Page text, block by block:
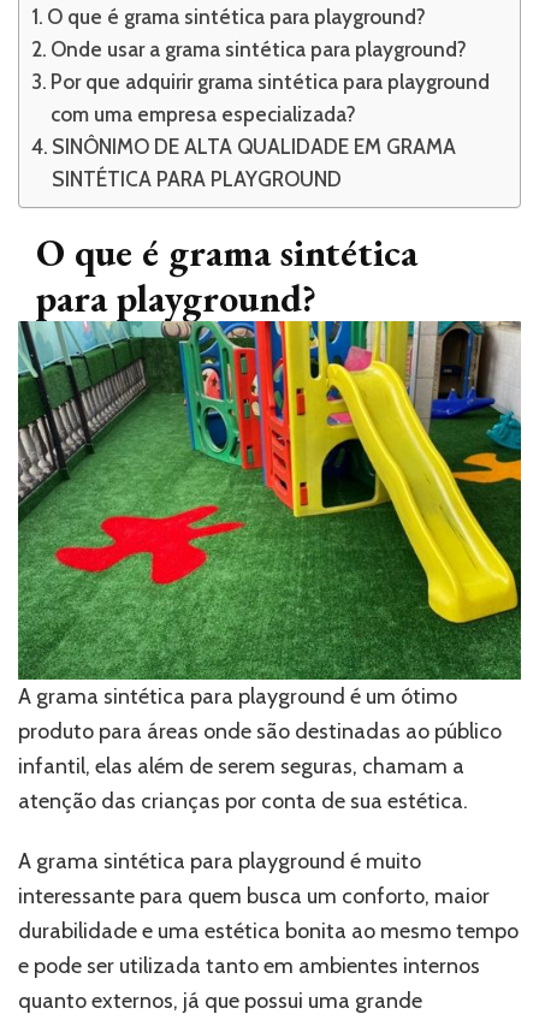
O que é grama sintética para playground?
Onde usar a grama sintética para playground?
Por que adquirir grama sintética para playground
com uma empresa especializada?
SINÔNIMO DE ALTA QUALIDADE EM GRAMA
SINTÉTICA PARA PLAYGROUND
O que é grama sintética
para playground?
A grama sintética para playground é um ótimo
produto para áreas onde são destinadas ao público
infantil, elas além de serem seguras, chamam a
atenção das crianças por conta de sua estética.
A grama sintética para playground é muito
interessante para quem busca um conforto, maior
durabilidade e uma estética bonita ao mesmo tempo
e pode ser utilizada tanto em ambientes internos
quanto externos, já que possui uma grande